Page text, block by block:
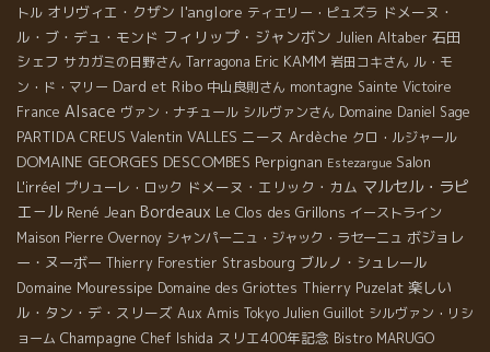
トル オリヴィエ・クザン l'anglore ティエリー・ピュズラ ドメーヌ・
ル・ブ・デュ・モンド フィリップ・ジャンボン Julien Altaber 石田
シェフ サカガミの日野さん Tarragona Eric KAMM 岩田コキさん ル・モ
ン・ド・マリー Dard et Ribo 中山良則さん montagne Sainte Victoire
France Alsace ヴァン・ナチュール シルヴァンさん Domaine Daniel Sage
PARTIDA CREUS Valentin VALLES ニース Ardèche クロ・ルジャール
DOMAINE GEORGES DESCOMBES Perpignan Estezargue Salon
L'irréel プリューレ・ロック ドメーヌ・エリック・カム マルセル・ラピ
エ－ル René Jean Bordeaux Le Clos des Grillons イーストライン
Maison Pierre Overnoy シャンパーニュ・ジャック・ラセーニュ ボジョレ
ー・ヌーボー Thierry Forestier Strasbourg ブルノ・シュレール
Domaine Mouressipe Domaine des Griottes Thierry Puzelat 楽しい
ル・タン・デ・スリーズ Aux Amis Tokyo Julien Guillot シルヴァン・リシ
ョーム Champagne Chef Ishida スリエ400年記念 Bistro MARUGO